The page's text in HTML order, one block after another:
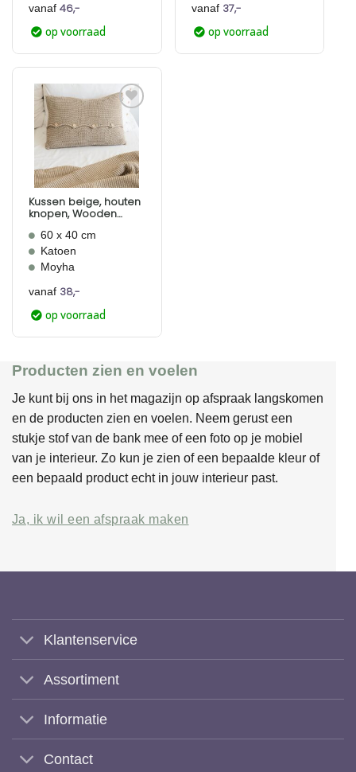
vanaf 46,-
op voorraad
vanaf 37,-
op voorraad
Aan
verlanglijst
toevoegen
Kussen beige, houten
knopen, Wooden
60 x 40 cm
Katoen
Moyha
vanaf 38,-
op voorraad
Producten zien en voelen
Je kunt bij ons in het magazijn op afspraak langskomen
en de producten zien en voelen. Neem gerust een
stukje stof van de bank mee of een foto op je mobiel
van je interieur. Zo kun je zien of een bepaalde kleur of
een bepaald product echt in jouw interieur past.
Ja, ik wil een afspraak maken
Klantenservice
Assortiment
Informatie
Contact